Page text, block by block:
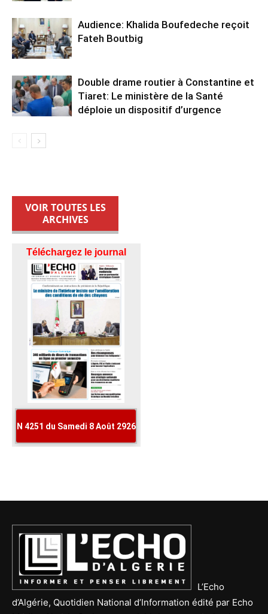
Audience: Khalida Boufedeche reçoit
Fateh Boutbig
Double drame routier à Constantine et
Tiaret: Le ministère de la Santé
déploie un dispositif d’urgence
VOIR TOUTES LES
ARCHIVES
L’Echo
d’Algérie, Quotidien National d’Information édité par Echo